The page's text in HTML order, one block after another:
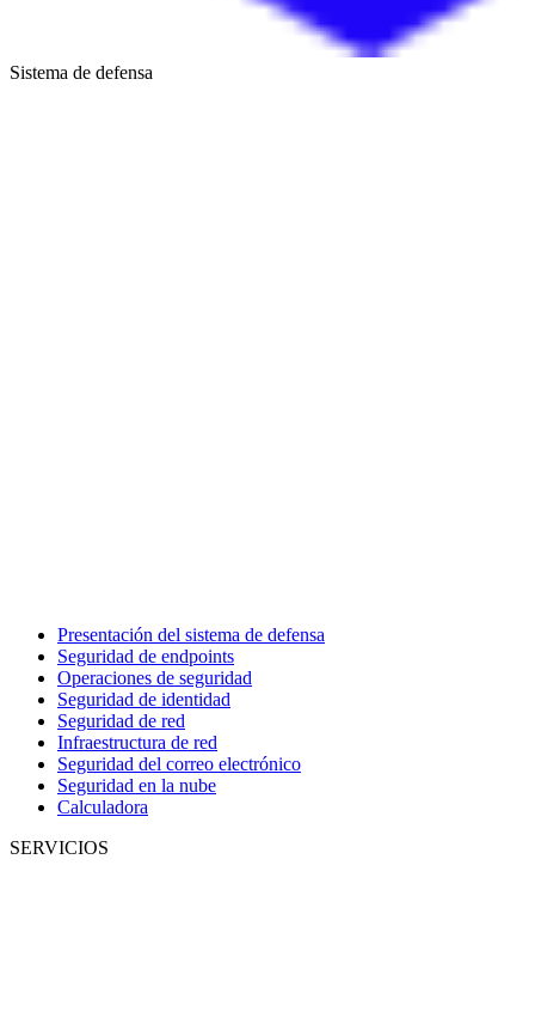
Sistema de defensa
Presentación del sistema de defensa
Seguridad de endpoints
Operaciones de seguridad
Seguridad de identidad
Seguridad de red
Infraestructura de red
Seguridad del correo electrónico
Seguridad en la nube
Calculadora
SERVICIOS